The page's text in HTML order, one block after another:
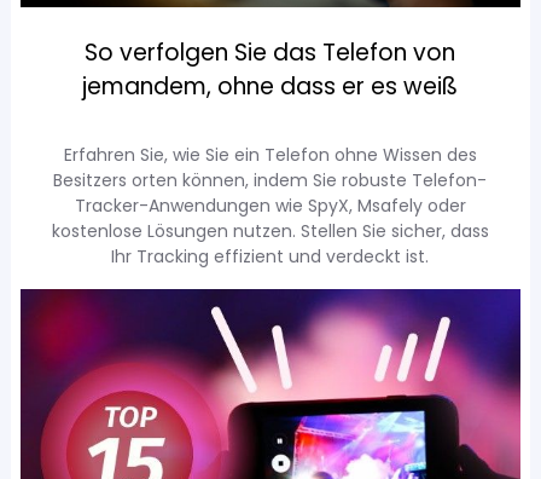
So verfolgen Sie das Telefon von
jemandem, ohne dass er es weiß
Erfahren Sie, wie Sie ein Telefon ohne Wissen des
Besitzers orten können, indem Sie robuste Telefon-
Tracker-Anwendungen wie SpyX, Msafely oder
kostenlose Lösungen nutzen. Stellen Sie sicher, dass
Ihr Tracking effizient und verdeckt ist.